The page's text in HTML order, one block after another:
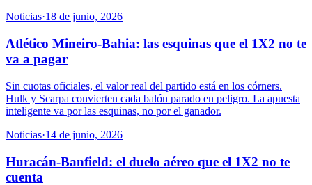
Noticias·18 de junio, 2026
Atlético Mineiro-Bahia: las esquinas que el 1X2 no te
va a pagar
Sin cuotas oficiales, el valor real del partido está en los córners.
Hulk y Scarpa convierten cada balón parado en peligro. La apuesta
inteligente va por las esquinas, no por el ganador.
Noticias·14 de junio, 2026
Huracán-Banfield: el duelo aéreo que el 1X2 no te
cuenta